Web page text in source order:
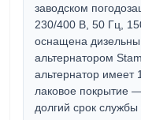
заводском
230/400 В 50 Гц
оснащена
альтернатором
альтернатор имеет
лаковое покрытие
долгий срок